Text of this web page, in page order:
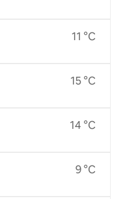
11 °C
15 °C
14 °C
9 °C